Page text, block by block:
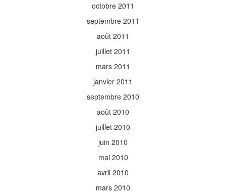
octobre 2011
septembre 2011
août 2011
juillet 2011
mars 2011
janvier 2011
septembre 2010
août 2010
juillet 2010
juin 2010
mai 2010
avril 2010
mars 2010